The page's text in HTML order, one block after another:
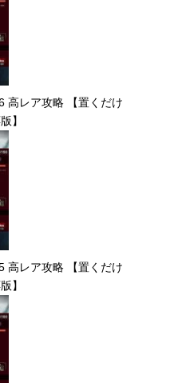
高レア攻略 【置くだけ
】
高レア攻略 【置くだけ
】